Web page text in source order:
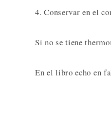
4. Conservar en el
Si no se tiene
En el libro echo en